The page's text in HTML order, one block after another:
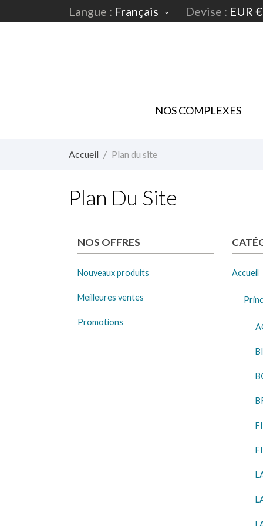
Langue : Français  Devise : EUR €
NOS COMPLEXES
Accueil Plan du site
Plan Du Site
NOS OFFRES
Nouveaux produits
Meilleures ventes
Promotions
Accueil